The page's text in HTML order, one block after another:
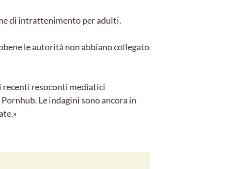
di intrattenimento per adulti.
le autorità non abbiano collegato
recenti resoconti mediatici
Le indagini sono ancora in